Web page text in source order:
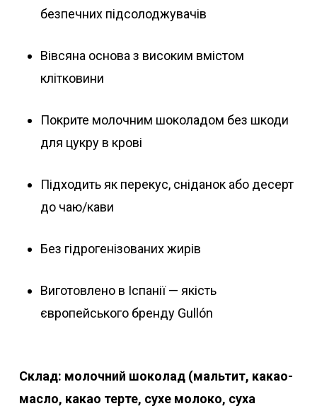
безпечних підсолоджувачів
Вівсяна основа з високим вмістом
клітковини
Покрите молочним шоколадом без шкоди
для цукру в крові
Підходить як перекус, сніданок або десерт
до чаю/кави
Без гідрогенізованих жирів
Виготовлено в Іспанії — якість
європейського бренду Gullón
Склад: молочний шоколад (мальтит, какао-
масло, какао терте, сухе молоко, суха